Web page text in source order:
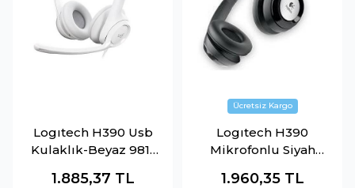
Logıtech H390 Usb
Kulaklık-Beyaz 981-
1.885,37 TL
Logıtech H390
Mikrofonlu Siyah
1.960,35 TL